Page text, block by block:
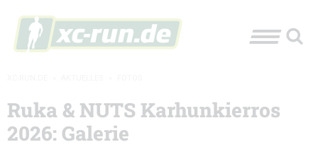
Ruka & NUTS Karhunkierros
2026: Galerie